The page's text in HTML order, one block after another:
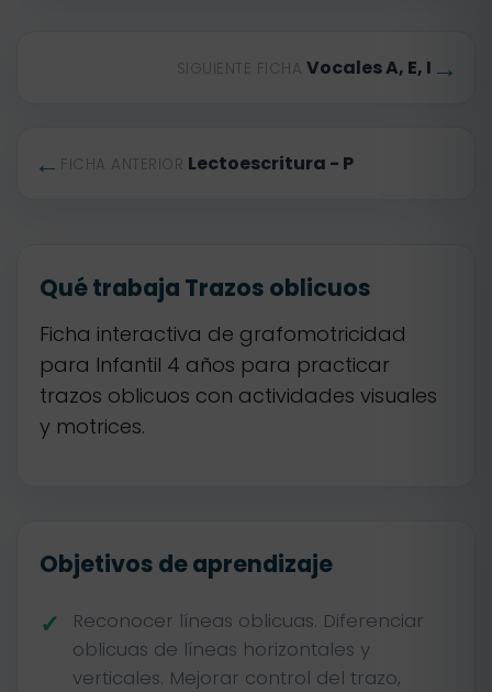
← FICHA ANTERIOR Lectoescritura - P
SIGUIENTE FICHA Vocales A, E, I →
Qué trabaja Trazos oblicuos
Ficha interactiva de grafomotricidad
para Infantil 4 años para practicar
trazos oblicuos con actividades visuales
y motrices.
Objetivos de aprendizaje
Reconocer líneas oblicuas. Diferenciar
oblicuas de líneas horizontales y
verticales. Mejorar control del trazo,